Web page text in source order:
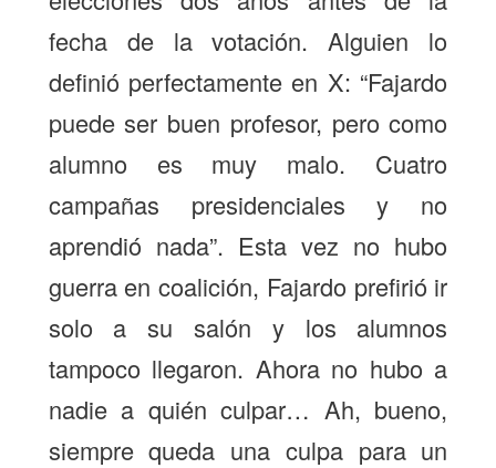
fecha de la votación. Alguien lo
definió perfectamente en X: “Fajardo
puede ser buen profesor, pero como
alumno es muy malo. Cuatro
campañas presidenciales y no
aprendió nada”. Esta vez no hubo
guerra en coalición, Fajardo prefirió ir
solo a su salón y los alumnos
tampoco llegaron. Ahora no hubo a
nadie a quién culpar… Ah, bueno,
siempre queda una culpa para un